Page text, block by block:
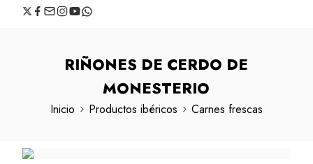
RIÑONES DE CERDO DE
MONESTERIO
Inicio Productos ibéricos Carnes frescas